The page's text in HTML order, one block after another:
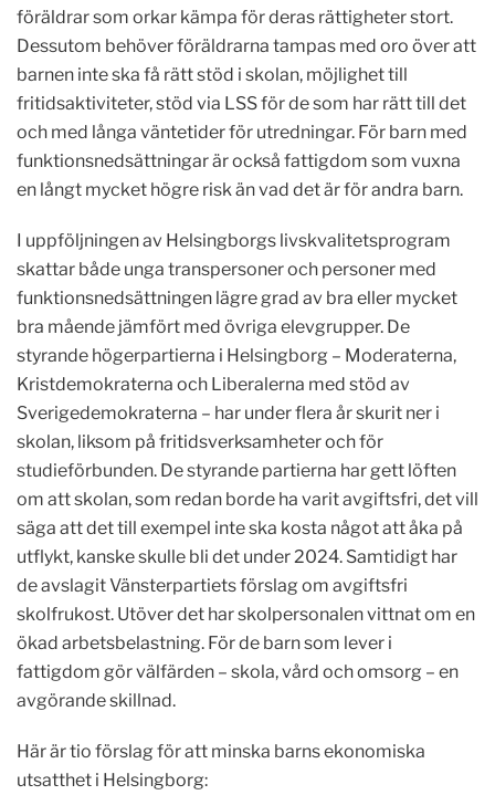
föräldrar som orkar kämpa för deras rättigheter stort.
Dessutom behöver föräldrarna tampas med oro över att
barnen inte ska få rätt stöd i skolan, möjlighet till
fritidsaktiviteter, stöd via LSS för de som har rätt till det
och med långa väntetider för utredningar. För barn med
funktionsnedsättningar är också fattigdom som vuxna
en långt mycket högre risk än vad det är för andra barn.
I uppföljningen av Helsingborgs livskvalitetsprogram
skattar både unga transpersoner och personer med
funktionsnedsättningen lägre grad av bra eller mycket
bra mående jämfört med övriga elevgrupper. De
styrande högerpartierna i Helsingborg – Moderaterna,
Kristdemokraterna och Liberalerna med stöd av
Sverigedemokraterna – har under flera år skurit ner i
skolan, liksom på fritidsverksamheter och för
studieförbunden. De styrande partierna har gett löften
om att skolan, som redan borde ha varit avgiftsfri, det vill
säga att det till exempel inte ska kosta något att åka på
utflykt, kanske skulle bli det under 2024. Samtidigt har
de avslagit Vänsterpartiets förslag om avgiftsfri
skolfrukost. Utöver det har skolpersonalen vittnat om en
ökad arbetsbelastning. För de barn som lever i
fattigdom gör välfärden – skola, vård och omsorg – en
avgörande skillnad.
Här är tio förslag för att minska barns ekonomiska
utsatthet i Helsingborg: